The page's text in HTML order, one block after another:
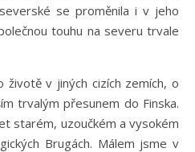
se proměnila i v jeho
touhu na severu trvale
v jiných cizích zemích, o
trvalým přesunem do Finska.
starém, uzoučkém a vysokém
Brugách. Málem jsme v